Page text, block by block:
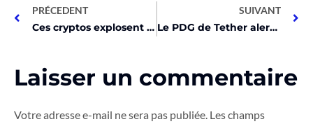
PRÉCEDENT
Ces cryptos explosent en novembre : BTC, ETH, DOGE, XRP, et plus !
SUIVANT
Le PDG de Tether alerte, Buterin prépare une révolution secrète !
Laisser un commentaire
Votre adresse e-mail ne sera pas publiée. Les champs